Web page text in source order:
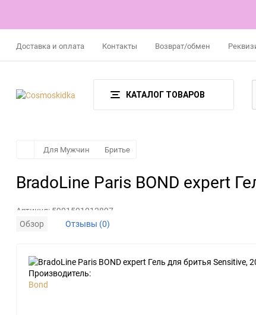
Доставка и оплата Контакты Возврат/обмен
КАТАЛОГ ТОВАРОВ
Для Мужчин Бритье
BradoLine Paris BOND expert
Артикул: 5901501012897
Обзор
Отзывы (0)
Производитель:
Bond